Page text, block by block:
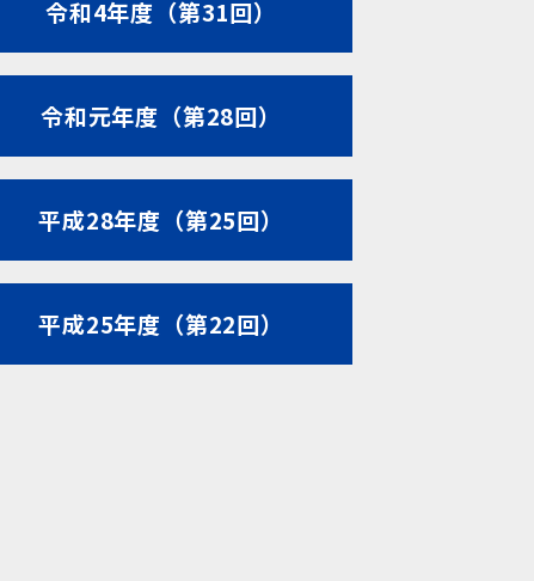
令和4年度（第31回）
令和元年度（第28回）
平成28年度（第25回）
平成25年度（第22回）